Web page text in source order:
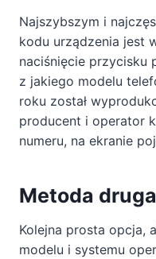
Najszybszym i
kodu urządzenia jest
naciśnięcie przycisku
z jakiego modelu
roku został
producent i operator
numeru, na ekranie
Metoda druga
Kolejna prosta opcja,
modelu i systemu